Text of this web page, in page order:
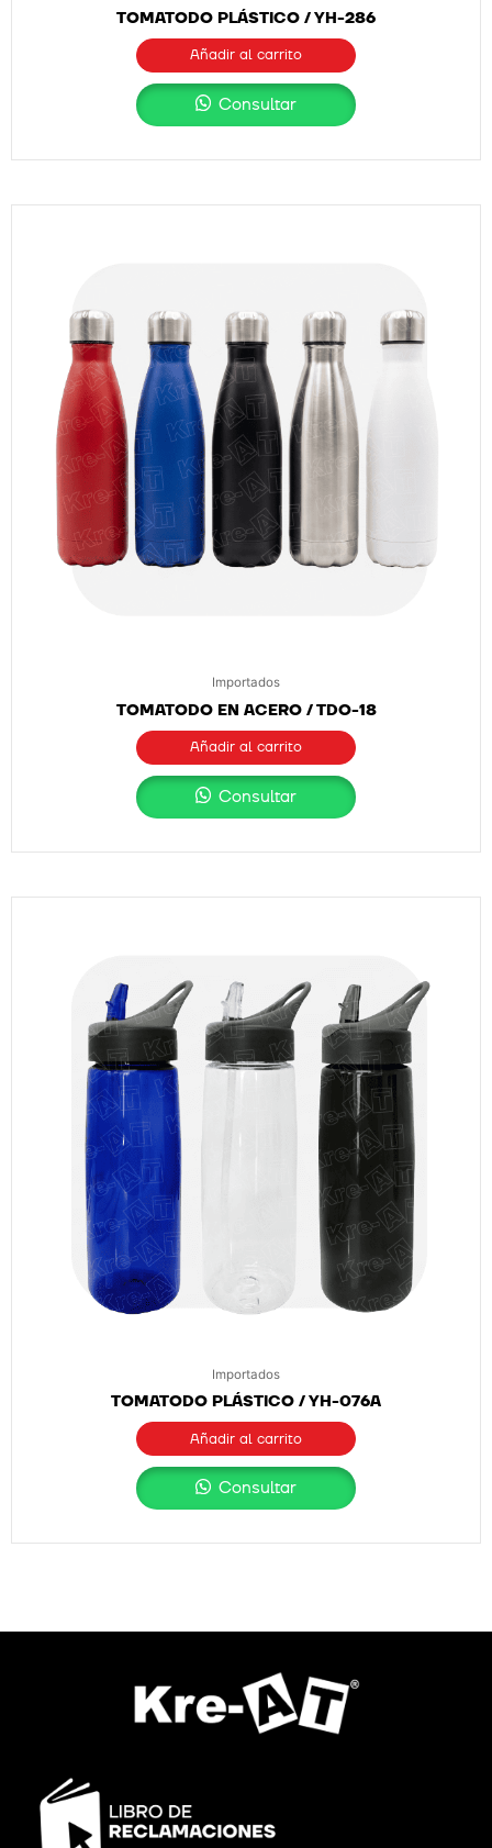
TOMATODO PLÁSTICO / YH-286
Añadir al carrito
Consultar
Importados
TOMATODO EN ACERO / TDO-18
Añadir al carrito
Consultar
Importados
TOMATODO PLÁSTICO / YH-076A
Añadir al carrito
Consultar